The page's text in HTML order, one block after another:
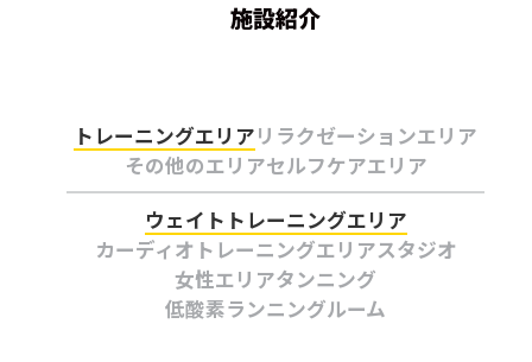
施設紹介
トレーニングエリアリラクゼーションエリア
その他のエリアセルフケアエリア
ウェイトトレーニングエリア
カーディオトレーニングエリアスタジオ
女性エリアタンニング
低酸素ランニングルーム